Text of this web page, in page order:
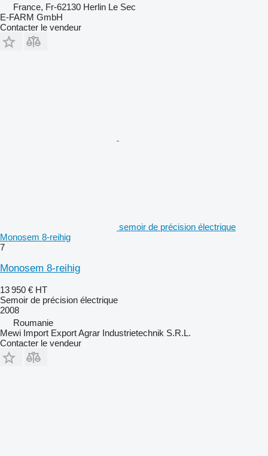
France, Fr-62130 Herlin Le Sec
E-FARM GmbH
Contacter le vendeur
semoir de précision électrique
Monosem 8-reihig
7
Monosem 8-reihig
13 950 € HT
Semoir de précision électrique
2008
Roumanie
Mewi Import Export Agrar Industrietechnik S.R.L.
Contacter le vendeur